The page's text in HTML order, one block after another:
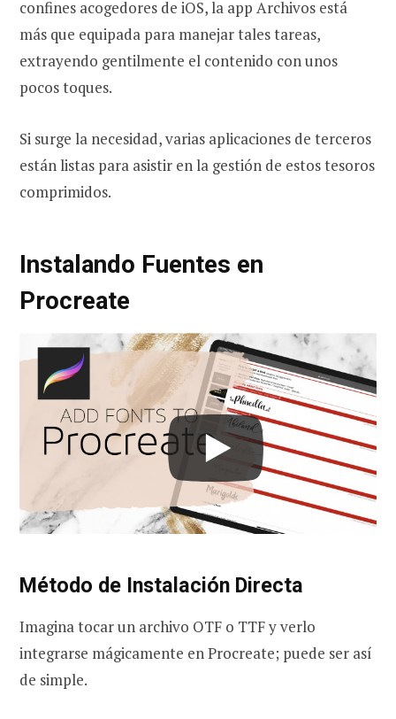
confines acogedores de iOS, la app Archivos está
más que equipada para manejar tales tareas,
extrayendo gentilmente el contenido con unos
pocos toques.
Si surge la necesidad, varias aplicaciones de terceros
están listas para asistir en la gestión de estos tesoros
comprimidos.
Instalando Fuentes en
Procreate
Método de Instalación Directa
Imagina tocar un archivo OTF o TTF y verlo
integrarse mágicamente en Procreate; puede ser así
de simple.